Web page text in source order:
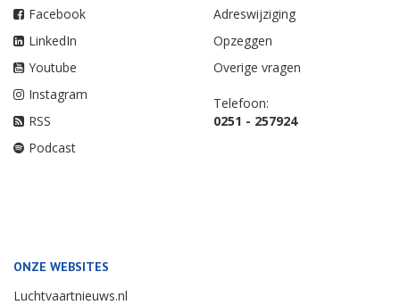
Facebook
LinkedIn
Youtube
Instagram
RSS
Podcast
Adreswijziging
Opzeggen
Overige vragen
Telefoon:
0251 - 257924
ONZE WEBSITES
Luchtvaartnieuws.nl